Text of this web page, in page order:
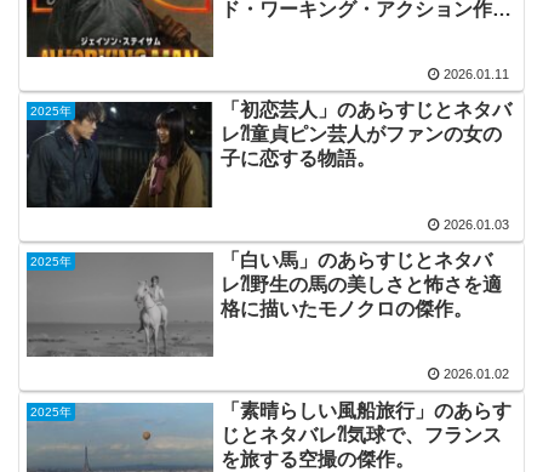
ド・ワーキング・アクション作
2026.01.11
2025年
「初恋芸人」のあらすじとネタバ
レ⁈童貞ピン芸人がファンの女の
子に恋する物語。
2026.01.03
2025年
「白い馬」のあらすじとネタバ
レ⁈野生の馬の美しさと怖さを適
格に描いたモノクロの傑作。
2026.01.02
2025年
「素晴らしい風船旅行」のあらす
じとネタバレ⁈気球で、フランス
を旅する空撮の傑作。